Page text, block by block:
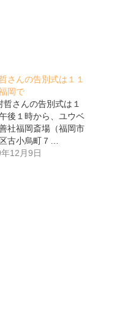
さんの告別式は１１
岡で
哲さんの告別式は１
後１時から、ユウベ
社福岡斎場（福岡市
古小烏町７…
12月9日